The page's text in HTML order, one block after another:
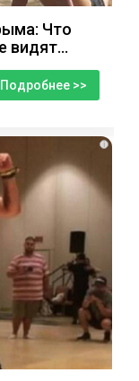
Что
видят...
Подробнее >>
i